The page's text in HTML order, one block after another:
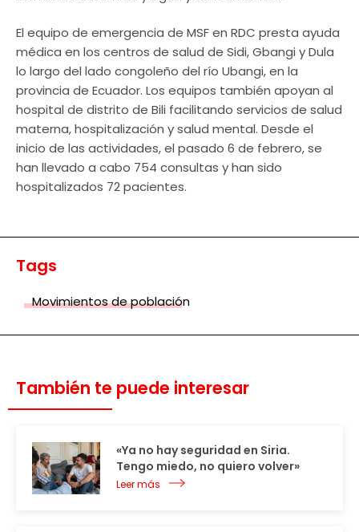
El equipo de emergencia de MSF en RDC presta ayuda
médica en los centros de salud de Sidi, Gbangi y Dula
lo largo del lado congoleño del río Ubangi, en la
provincia de Ecuador. Los equipos también apoyan al
hospital de distrito de Bili facilitando servicios de salud
materna, hospitalización y salud mental. Desde el
inicio de las actividades, el pasado 6 de febrero, se
han llevado a cabo 754 consultas y han sido
hospitalizados 72 pacientes.
Tags
Movimientos de población
También te puede interesar
«Ya no hay seguridad en Siria.
Tengo miedo, no quiero volver»
Leer más